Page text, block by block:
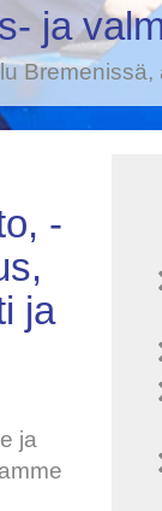
ja
Bremenissä,
-
ja
ja